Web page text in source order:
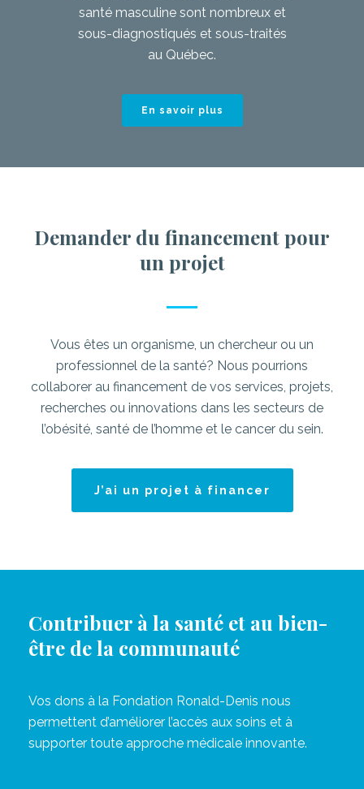
santé masculine sont nombreux et
sous-diagnostiqués et sous-traités
au Québec.
En savoir plus
Demander du financement pour
un projet
Vous êtes un organisme, un chercheur ou un
professionnel de la santé? Nous pourrions
collaborer au financement de vos services, projets,
recherches ou innovations dans les secteurs de
l’obésité, santé de l’homme et le cancer du sein.
J’ai un projet à financer
Contribuer à la santé et au bien-
être de la communauté
Vos dons à la Fondation Ronald-Denis nous
permettent d’améliorer l’accès aux soins et à
supporter toute approche médicale innovante.